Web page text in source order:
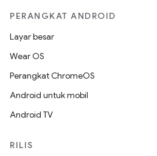
PERANGKAT ANDROID
Layar besar
Wear OS
Perangkat ChromeOS
Android untuk mobil
Android TV
RILIS